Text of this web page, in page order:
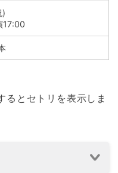
)
17:00
るとセトリを表示しま